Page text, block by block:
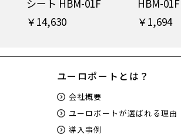
シート HBM-01F
￥14,630
HBM-01F
￥1,694
ユーロポートとは？
会社概要
ユーロポートが選ばれる理由
導入事例